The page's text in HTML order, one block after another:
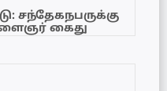
சந்தேகநபருக்கு
கைது